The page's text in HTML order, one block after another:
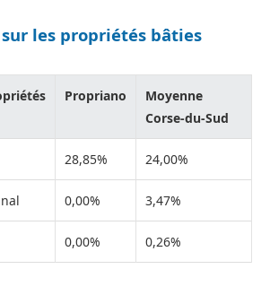
les propriétés bâties
Propriano
Moyenne
Corse-du-Sud
28,85% 24,00%
0,00% 3,47%
0,00% 0,26%